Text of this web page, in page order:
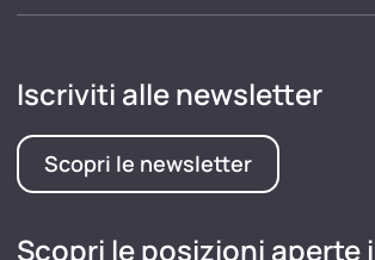
Iscriviti alle newsletter
Scopri le newsletter
Scopri le posizioni aperte